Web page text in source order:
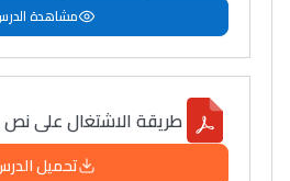
مشاهدة
طريقة الاشتغال على نص
تحميل